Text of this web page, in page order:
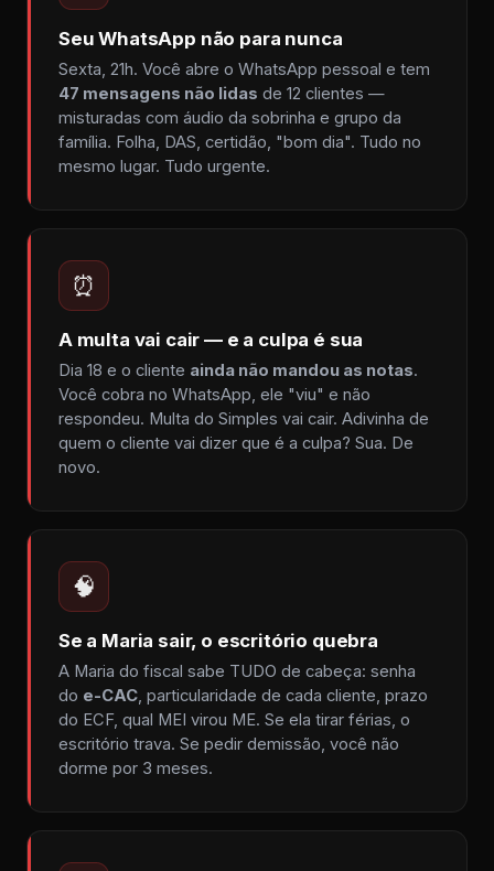
Seu WhatsApp não para nunca
Sexta, 21h. Você abre o WhatsApp pessoal e tem
47 mensagens não lidas de 12 clientes —
misturadas com áudio da sobrinha e grupo da
família. Folha, DAS, certidão, "bom dia". Tudo no
mesmo lugar. Tudo urgente.
⏰
A multa vai cair — e a culpa é sua
Dia 18 e o cliente ainda não mandou as notas.
Você cobra no WhatsApp, ele "viu" e não
respondeu. Multa do Simples vai cair. Adivinha de
quem o cliente vai dizer que é a culpa? Sua. De
novo.
🧠
Se a Maria sair, o escritório quebra
A Maria do fiscal sabe TUDO de cabeça: senha
do e-CAC, particularidade de cada cliente, prazo
do ECF, qual MEI virou ME. Se ela tirar férias, o
escritório trava. Se pedir demissão, você não
dorme por 3 meses.